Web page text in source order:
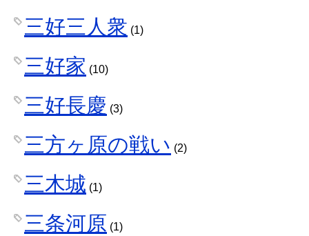
三好三人衆 (1)
三好家 (10)
三好長慶 (3)
三方ヶ原の戦い (2)
三木城 (1)
三条河原 (1)